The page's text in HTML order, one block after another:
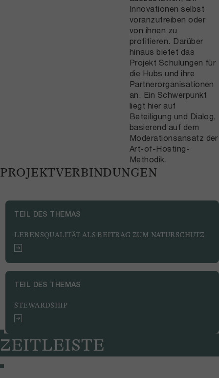
Innovationen selbst
voranzutreiben oder
von ihnen zu
profitieren. Darüber
hinaus bietet das
Projekt Schulungen für
die Hubs und ihre
Partnerorganisationen
an. Ein Schwerpunkt
liegt hier auf
Beteiligung und Dialog,
basierend auf dem
Moderationsansatz der
Art-of-Hosting-
Methodik.
PROJEKTVERBINDUNGEN
TEIL DES THEMAS
LEBENSQUALITÄT ALS BEITRAG ZUM NATURSCHUTZ
TEIL DES THEMAS
STEWARDSHIP
ZEITLEISTE